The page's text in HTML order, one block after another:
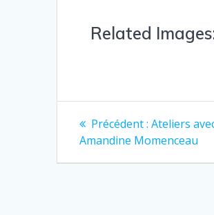
Related
Précédent : Ateliers
Amandine Momenceau